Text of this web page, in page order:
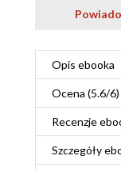
Opis ebooka
Ocena (5.6/6
Recenzje
Szczegóły